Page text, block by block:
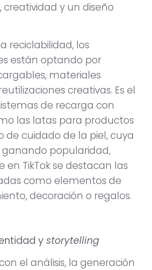
creatividad y un diseño
reciclabilidad, los
están optando por
materiales
creativas. Es el
de recarga con
las latas para productos
de cuidado de la piel, cuya
popularidad,
en TikTok se destacan las
como elementos de
decoración o regalos.
ystorytelling
el análisis, la generación